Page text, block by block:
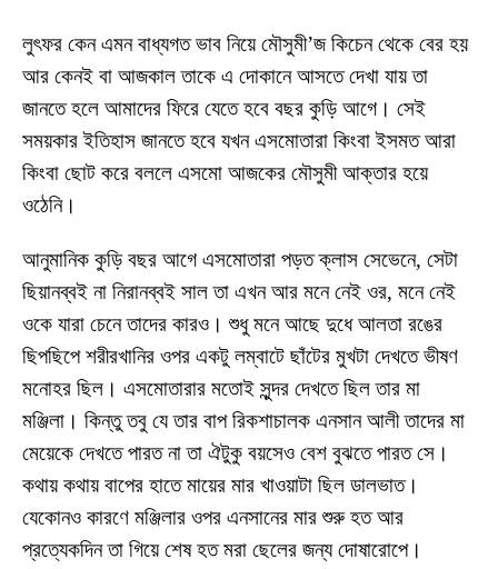
লুৎফর কেন এমন বাধ্যগত ভাব নিয়ে মৌসুমী’জ কিচেন থেকে বের হয়
আর কেনই বা আজকাল তাকে এ দোকানে আসতে দেখা যায় তা
জানতে হলে আমাদের ফিরে যেতে হবে বছর কুড়ি আগে। সেই
সময়কার ইতিহাস জানতে হবে যখন এসমোতারা কিংবা ইসমত আরা
কিংবা ছোট করে বললে এসমো আজকের মৌসুমী আক্তার হয়ে
ওঠেনি।
আনুমানিক কুড়ি বছর আগে এসমোতারা পড়ত ক্লাস সেভেনে, সেটা
ছিয়ানব্বই না নিরানব্বই সাল তা এখন আর মনে নেই ওর, মনে নেই
ওকে যারা চেনে তাদের কারও। শুধু মনে আছে দুধে আলতা রঙের
ছিপছিপে শরীরখানির ওপর একটু লম্বাটে ছাঁটের মুখটা দেখতে ভীষণ
মনোহর ছিল। এসমোতারার মতোই সুন্দর দেখতে ছিল তার মা
মঞ্জিলা। কিন্তু তবু যে তার বাপ রিকশাচালক এনসান আলী তাদের মা
মেয়েকে দেখতে পারত না তা ঐটুকু বয়সেও বেশ বুঝতে পারত সে।
কথায় কথায় বাপের হাতে মায়ের মার খাওয়াটা ছিল ডালভাত।
যেকোনও কারণে মঞ্জিলার ওপর এনসানের মার শুরু হত আর
প্রত্যেকদিন তা গিয়ে শেষ হত মরা ছেলের জন্য দোষারোপে।